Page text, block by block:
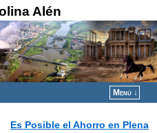
Alén
Menú ↓
Es Posible el Ahorro en Plena